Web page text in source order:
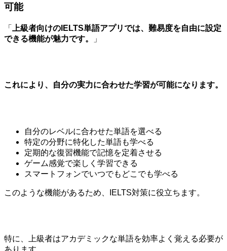
可能
「
上級者向けのIELTS単語アプリでは、難易度を自由に設定
できる機能が魅力です。
」
これにより、自分の実力に合わせた学習が可能になります。
自分のレベルに合わせた単語を選べる
特定の分野に特化した単語も学べる
定期的な復習機能で記憶を定着させる
ゲーム感覚で楽しく学習できる
スマートフォンでいつでもどこでも学べる
このような機能があるため、IELTS対策に役立ちます。
特に、上級者はアカデミックな単語を効率よく覚える必要が
あります。